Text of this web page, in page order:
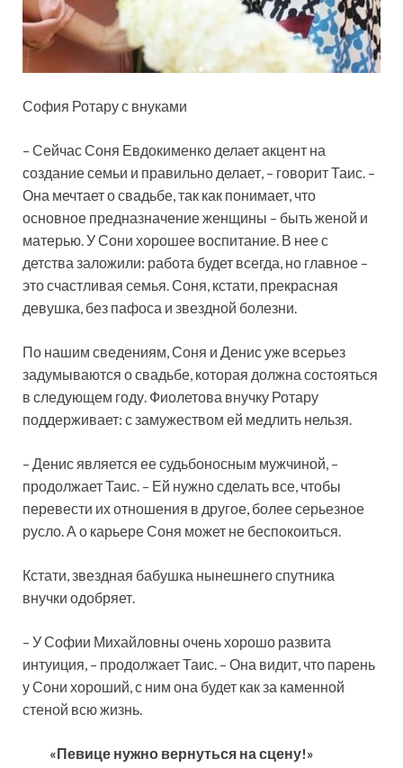
София Ротару с внуками
– Сейчас Соня Евдокименко делает акцент на
создание семьи и правильно делает, – говорит Таис. –
Она мечтает о свадьбе, так как понимает, что
основное предназначение женщины – быть женой и
матерью. У Сони хорошее воспитание. В нее с
детства заложили: работа будет всегда, но главное –
это счастливая семья. Соня, кстати, прекрасная
девушка, без пафоса и звездной болезни.
По нашим сведениям, Соня и Денис уже всерьез
задумываются о свадьбе, которая должна состояться
в следующем году. Фиолетова внучку Ротару
поддерживает: с замужеством ей медлить нельзя.
– Денис является ее судьбоносным мужчиной, –
продолжает Таис. – Ей нужно сделать все, чтобы
перевести их отношения в другое, более серьезное
русло. А о карьере Соня может не беспокоиться.
Кстати, звездная бабушка нынешнего спутника
внучки одобряет.
– У Софии Михайловны очень хорошо развита
интуиция, – продолжает Таис. – Она видит, что парень
у Сони хороший, с ним она будет как за каменной
стеной всю жизнь.
«Певице нужно вернуться на сцену!»